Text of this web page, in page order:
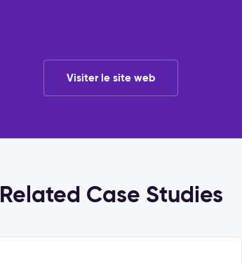
Visiter le site web
Related Case Studies